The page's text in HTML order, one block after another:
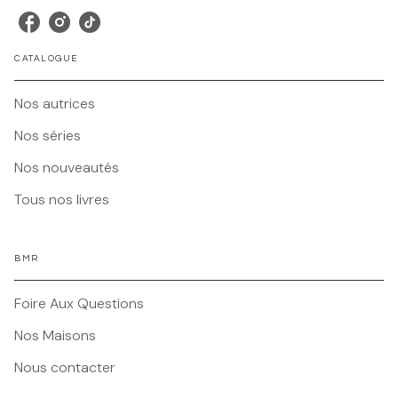
CATALOGUE
Nos autrices
Nos séries
Nos nouveautés
Tous nos livres
BMR
Foire Aux Questions
Nos Maisons
Nous contacter